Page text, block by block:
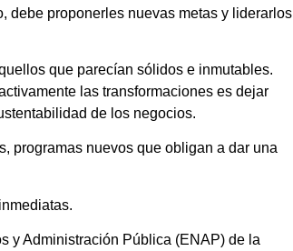
debe proponerles nuevas metas y liderarlos
que parecían sólidos e inmutables.
las transformaciones es dejar
de los negocios.
programas nuevos que obligan a dar una
y Administración Pública (ENAP) de la